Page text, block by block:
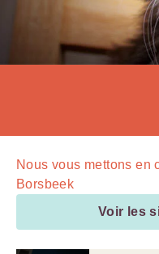
Nous vous mettons en
Borsbeek
Voir les